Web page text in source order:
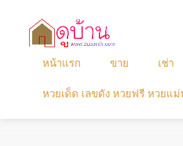
หน้าแรก ขาย เช่า
หวยเด็ด เลขดัง หวยฟรี หวยแ